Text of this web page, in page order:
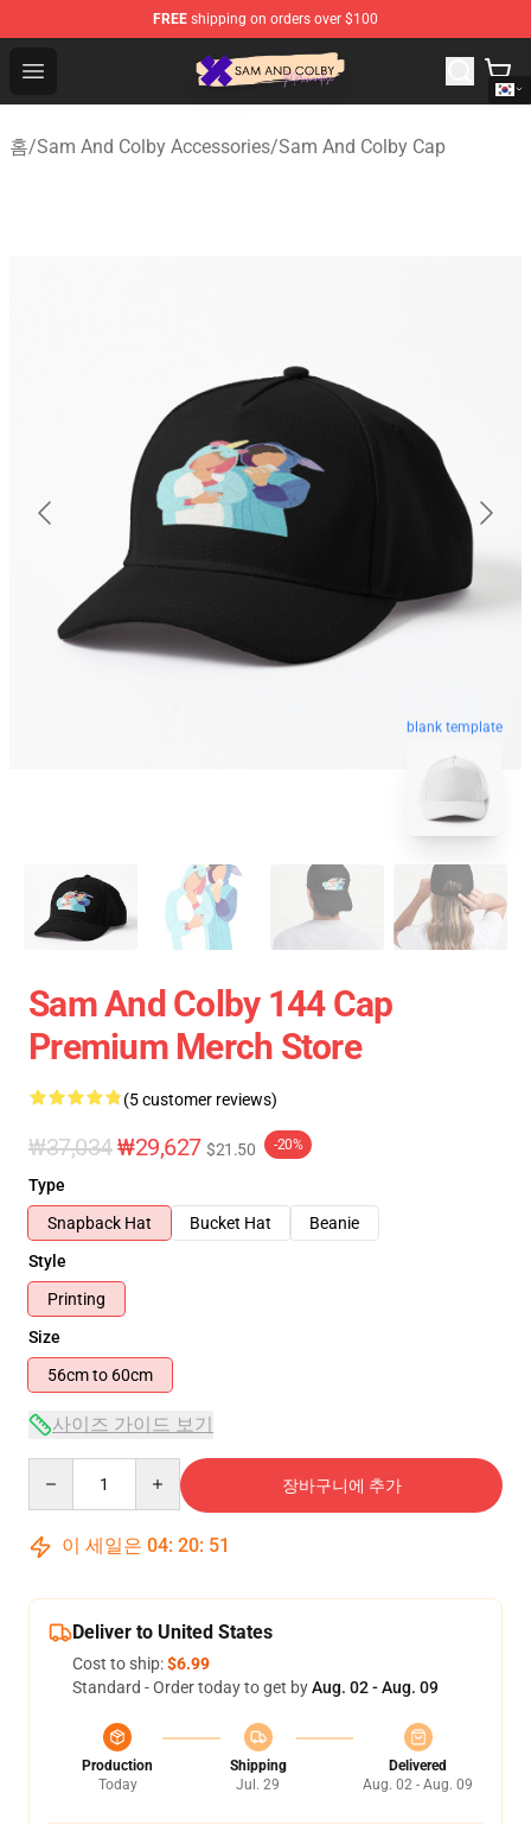
FREE shipping on orders over $100
Open menu
Sam And Colby Shop - Official Sam And Colby
홈/Sam And Colby Accessories/Sam And Colby Cap
blank template
Sam And Colby 144 Cap
Premium Merch Store
(5 customer reviews)
₩37,034₩29,627 $21.50 -20%
Type
Snapback Hat
Bucket Hat
Beanie
Style
Printing
Size
56cm to 60cm
사이즈 가이드 보기
장바구니에 추가
이 세일은 04: 20: 51
Deliver to United States
Cost to ship:$6.99
Standard - Order today to get byAug. 02 - Aug. 09
Production
Today
Shipping
Jul. 29
Delivered
Aug. 02 - Aug. 09